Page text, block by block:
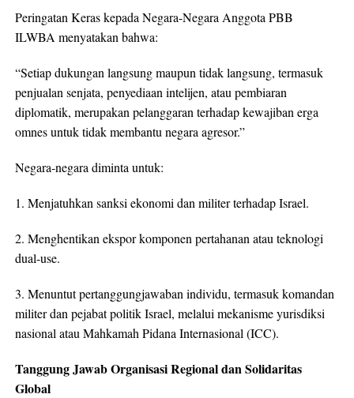
Peringatan Keras kepada Negara-Negara Anggota PBB
ILWBA menyatakan bahwa:
“Setiap dukungan langsung maupun tidak langsung, termasuk
penjualan senjata, penyediaan intelijen, atau pembiaran
diplomatik, merupakan pelanggaran terhadap kewajiban erga
omnes untuk tidak membantu negara agresor.”
Negara-negara diminta untuk:
1. Menjatuhkan sanksi ekonomi dan militer terhadap Israel.
2. Menghentikan ekspor komponen pertahanan atau teknologi
dual-use.
3. Menuntut pertanggungjawaban individu, termasuk komandan
militer dan pejabat politik Israel, melalui mekanisme yurisdiksi
nasional atau Mahkamah Pidana Internasional (ICC).
Tanggung Jawab Organisasi Regional dan Solidaritas
Global